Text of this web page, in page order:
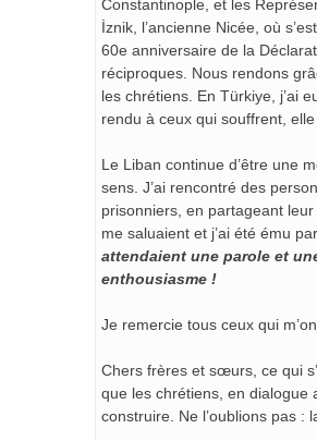
Constantinople, et les
İznik, l’ancienne Nicée, où
60e anniversaire de la
réciproques. Nous rendons
les chrétiens. En Türkiye, j’ai
rendu à ceux qui souffrent,
Le Liban continue d’être une
sens. J’ai rencontré des
prisonniers, en partageant
me saluaient et j’ai été ému
attendaient une parole et
enthousiasme !
Je remercie tous ceux qui
Chers frères et sœurs, ce qui
que les chrétiens, en dialogue
construire. Ne l’oublions pas :